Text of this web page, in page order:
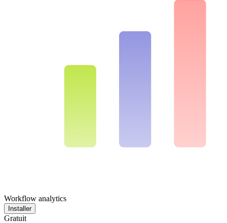
Workflow analytics
Installer
Gratuit